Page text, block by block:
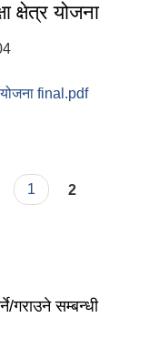
क्षेत्र योजना
योजना final.pdf
1 2
गराउने सम्बन्धी